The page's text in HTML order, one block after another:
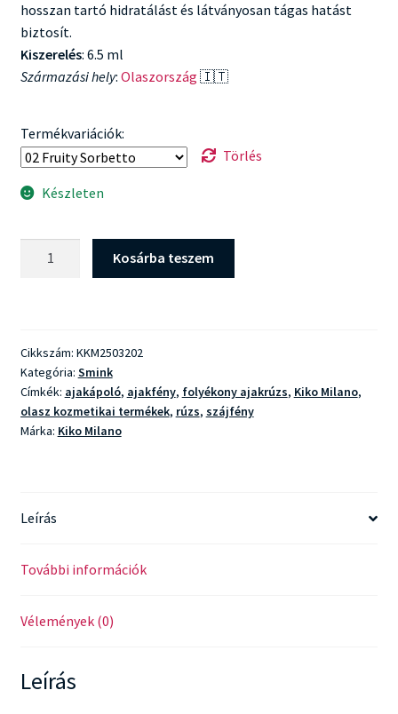
hosszan tartó hidratálást és látványosan tágas hatást
biztosít.
Kiszerelés: 6.5 ml
Származási hely: Olaszország 🇮🇹
Termékvariációk:
Törlés
Készleten
Hydra
Lip
Gloss
mennyiség
Kosárba teszem
Cikkszám: KKM2503202
Kategória: Smink
Címkék: ajakápoló, ajakfény, folyékony ajakrúzs, Kiko Milano,
olasz kozmetikai termékek, rúzs, szájfény
Márka: Kiko Milano
Leírás
További információk
Vélemények (0)
Leírás